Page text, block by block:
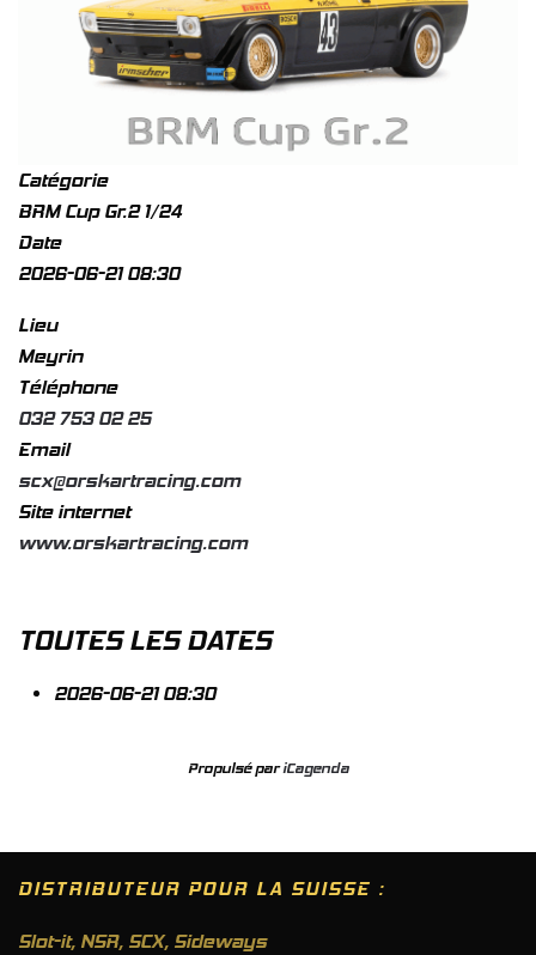
Catégorie
BRM Cup Gr.2 1/24
Date
2026-06-21 08:30
Lieu
Meyrin
Téléphone
032 753 02 25
Email
scx@orskartracing.com
Site internet
www.orskartracing.com
TOUTES LES DATES
2026-06-2108:30
Propulsé pariCagenda
DISTRIBUTEUR POUR LA SUISSE :
Slot-it, NSR, SCX, Sideways